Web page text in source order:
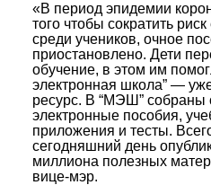
«В период эпидемии
того чтобы сократить
среди учеников, очное
приостановлено. Дети
обучение, в этом им
электронная школа” —
ресурс. В “МЭШ” собраны
электронные пособия,
приложения и тесты.
сегодняшний день
миллиона полезных
вице-мэр.